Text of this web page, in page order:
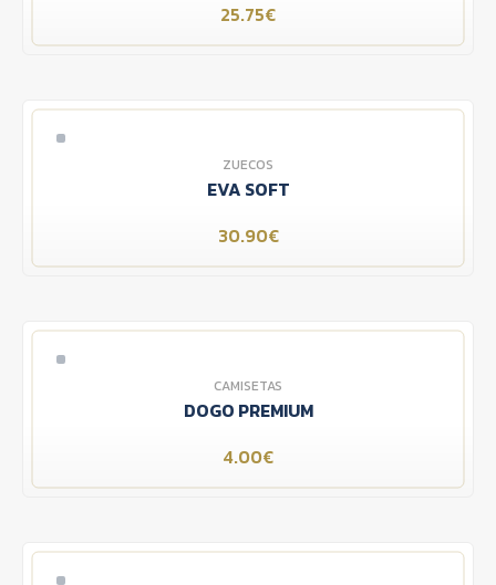
25.75€
ZUECOS
EVA SOFT
30.90€
CAMISETAS
DOGO PREMIUM
4.00€